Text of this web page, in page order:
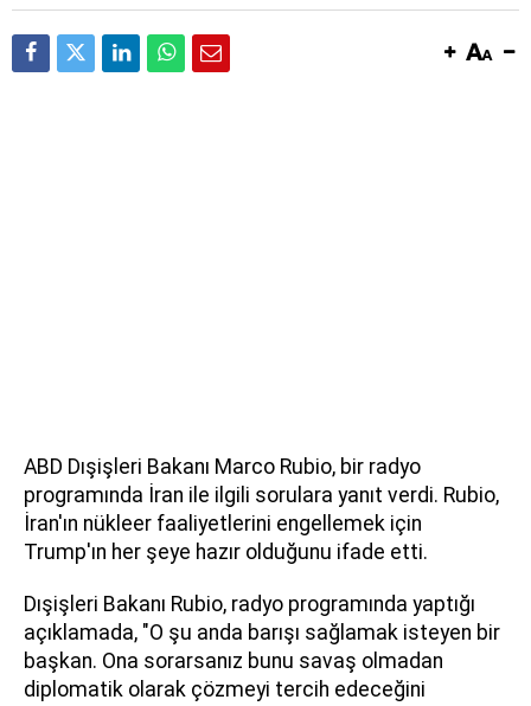
ABD Dışişleri Bakanı Marco Rubio, bir radyo
programında İran ile ilgili sorulara yanıt verdi. Rubio,
İran'ın nükleer faaliyetlerini engellemek için
Trump'ın her şeye hazır olduğunu ifade etti.
Dışişleri Bakanı Rubio, radyo programında yaptığı
açıklamada, "O şu anda barışı sağlamak isteyen bir
başkan. Ona sorarsanız bunu savaş olmadan
diplomatik olarak çözmeyi tercih edeceğini